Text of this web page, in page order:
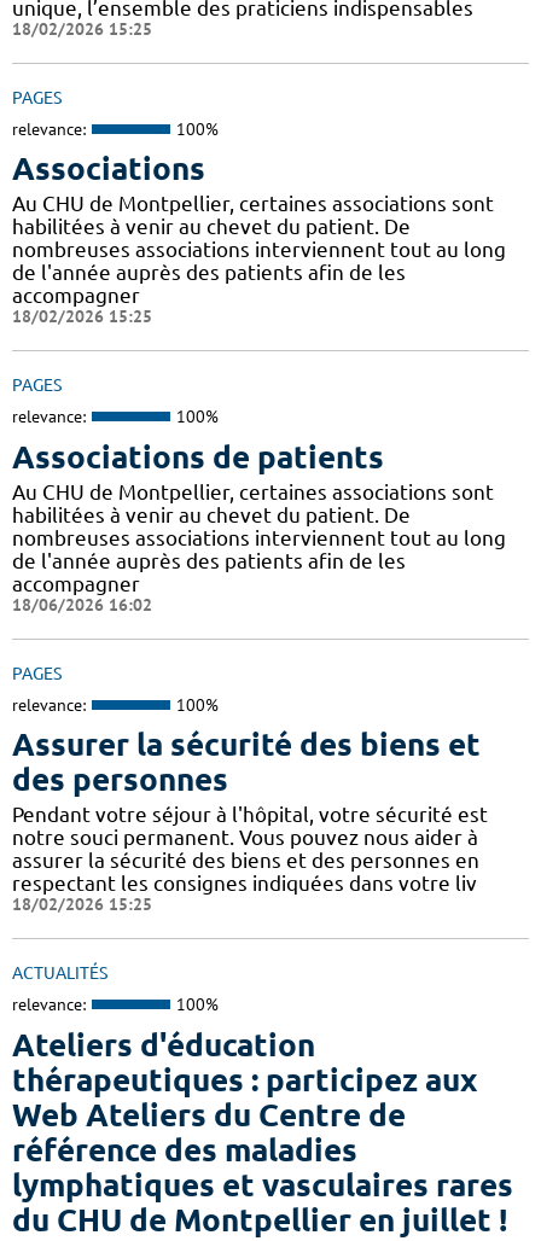
unique, l’ensemble des praticiens indispensables
18/02/2026 15:25
PAGES
relevance: 100%
Associations
Au CHU de Montpellier, certaines associations sont
habilitées à venir au chevet du patient. De
nombreuses associations interviennent tout au long
de l'année auprès des patients afin de les
accompagner
18/02/2026 15:25
PAGES
relevance: 100%
Associations de patients
Au CHU de Montpellier, certaines associations sont
habilitées à venir au chevet du patient. De
nombreuses associations interviennent tout au long
de l'année auprès des patients afin de les
accompagner
18/06/2026 16:02
PAGES
relevance: 100%
Assurer la sécurité des biens et
des personnes
Pendant votre séjour à l'hôpital, votre sécurité est
notre souci permanent. Vous pouvez nous aider à
assurer la sécurité des biens et des personnes en
respectant les consignes indiquées dans votre liv
18/02/2026 15:25
ACTUALITÉS
relevance: 100%
Ateliers d'éducation
thérapeutiques : participez aux
Web Ateliers du Centre de
référence des maladies
lymphatiques et vasculaires rares
du CHU de Montpellier en juillet !